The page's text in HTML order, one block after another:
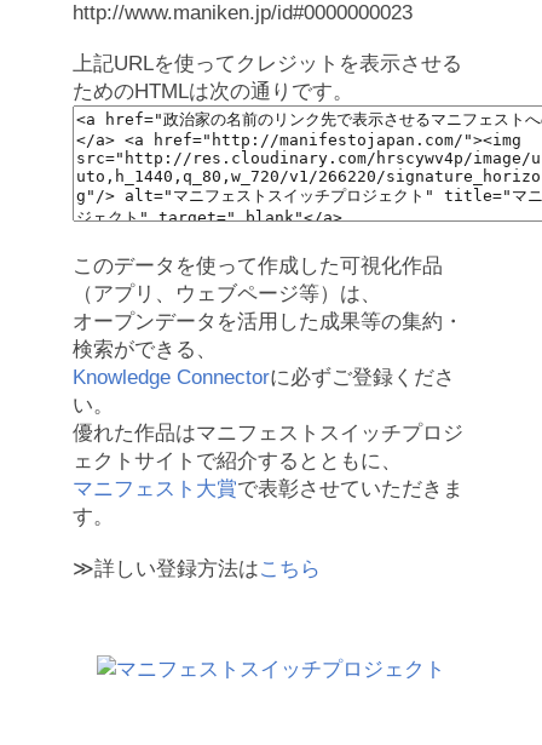
http://www.maniken.jp/id#0000000023
上記URLを使ってクレジットを表示させる
ためのHTMLは次の通りです。
このデータを使って作成した可視化作品
（アプリ、ウェブページ等）は、
オープンデータを活用した成果等の集約・
検索ができる、
Knowledge Connectorに必ずご登録くださ
い。
優れた作品はマニフェストスイッチプロジ
ェクトサイトで紹介するとともに、
マニフェスト大賞で表彰させていただきま
す。
≫詳しい登録方法はこちら